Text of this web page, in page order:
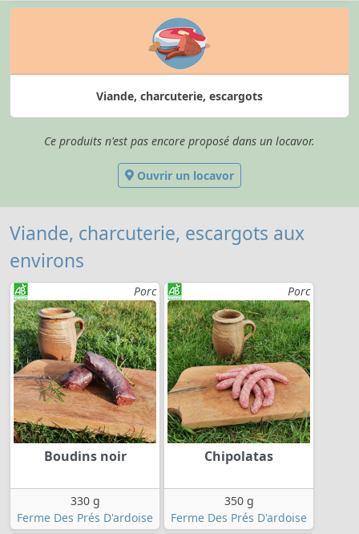
Viande, charcuterie, escargots
Ce produits n'est pas encore proposé dans un locavor.
Ouvrir un locavor
Viande, charcuterie, escargots aux
environs
Porc
Boudins noir
330 g
Ferme Des Prés D'ardoise
Porc
Chipolatas
350 g
Ferme Des Prés D'ardoise